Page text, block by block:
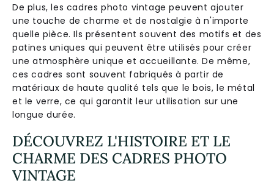
De plus, les cadres photo vintage peuvent ajouter
une touche de charme et de nostalgie à n'importe
quelle pièce. Ils présentent souvent des motifs et des
patines uniques qui peuvent être utilisés pour créer
une atmosphère unique et accueillante. De même,
ces cadres sont souvent fabriqués à partir de
matériaux de haute qualité tels que le bois, le métal
et le verre, ce qui garantit leur utilisation sur une
longue durée.
DÉCOUVREZ L'HISTOIRE ET LE
CHARME DES CADRES PHOTO
VINTAGE